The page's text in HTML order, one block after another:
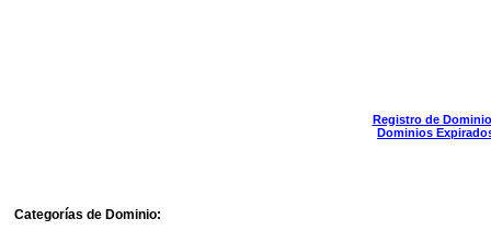
Registro de
Dominios
Categorías de Dominio: